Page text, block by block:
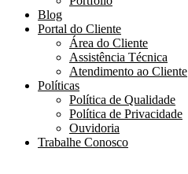
Blog
Portal do Cliente
Área do Cliente
Assistência Técnica
Atendimento ao Cliente
Políticas
Política de Qualidade
Política de Privacidade
Ouvidoria
Trabalhe Conosco